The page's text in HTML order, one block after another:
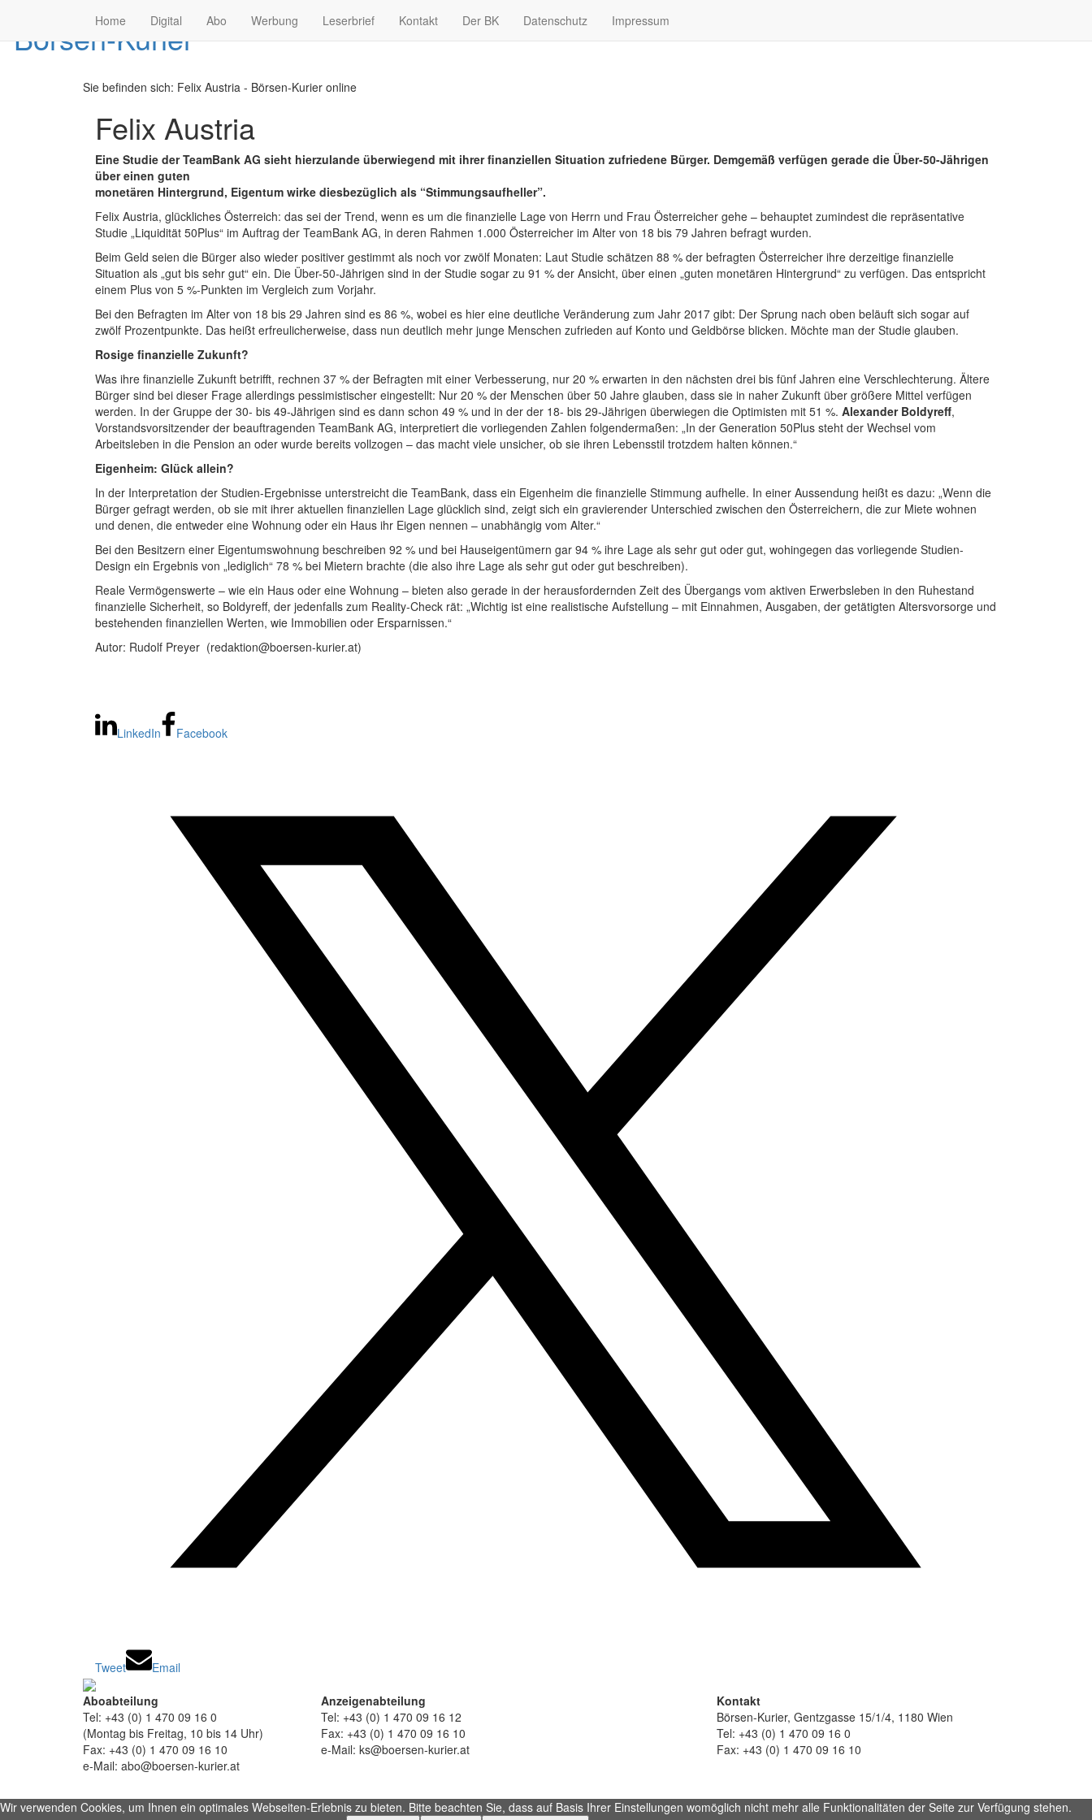
Home Digital Abo Werbung Leserbrief Kontakt Der BK Datenschutz Impressum
Sie befinden sich: Felix Austria - Börsen-Kurier online
Felix Austria
Eine Studie der TeamBank AG sieht hierzulande überwiegend mit ihrer finanziellen Situation zufriedene Bürger. Demgemäß verfügen gerade die Über-50-Jährigen
über einen guten
monetären Hintergrund, Eigentum wirke diesbezüglich als “Stimmungsaufheller”.
Felix Austria, glückliches Österreich: das sei der Trend, wenn es um die finanzielle Lage von Herrn und Frau Österreicher gehe – behauptet zumindest die repräsentative
Studie „Liquidität 50Plus“ im Auftrag der TeamBank AG, in deren Rahmen 1.000 Österreicher im Alter von 18 bis 79 Jahren befragt wurden.
Beim Geld seien die Bürger also wieder positiver gestimmt als noch vor zwölf Monaten: Laut Studie schätzen 88 % der befragten Österreicher ihre derzeitige finanzielle
Situation als „gut bis sehr gut“ ein. Die Über-50-Jährigen sind in der Studie sogar zu 91 % der Ansicht, über einen „guten monetären Hintergrund“ zu verfügen. Das entspricht
einem Plus von 5 %-Punkten im Vergleich zum Vorjahr.
Bei den Befragten im Alter von 18 bis 29 Jahren sind es 86 %, wobei es hier eine deutliche Veränderung zum Jahr 2017 gibt: Der Sprung nach oben beläuft sich sogar auf
zwölf Prozentpunkte. Das heißt erfreulicherweise, dass nun deutlich mehr junge Menschen zufrieden auf Konto und Geldbörse blicken. Möchte man der Studie glauben.
Rosige finanzielle Zukunft?
Was ihre finanzielle Zukunft betrifft, rechnen 37 % der Befragten mit einer Verbesserung, nur 20 % erwarten in den nächsten drei bis fünf Jahren eine Verschlechterung. Ältere
Bürger sind bei dieser Frage allerdings pessimistischer eingestellt: Nur 20 % der Menschen über 50 Jahre glauben, dass sie in naher Zukunft über größere Mittel verfügen
werden. In der Gruppe der 30- bis 49-Jährigen sind es dann schon 49 % und in der der 18- bis 29-Jährigen überwiegen die Optimisten mit 51 %. Alexander Boldyreff,
Vorstandsvorsitzender der beauftragenden TeamBank AG, interpretiert die vorliegenden Zahlen folgendermaßen: „In der Generation 50Plus steht der Wechsel vom
Arbeitsleben in die Pension an oder wurde bereits vollzogen – das macht viele unsicher, ob sie ihren Lebensstil trotzdem halten können.“
Eigenheim: Glück allein?
In der Interpretation der Studien-Ergebnisse unterstreicht die TeamBank, dass ein Eigenheim die finanzielle Stimmung aufhelle. In einer Aussendung heißt es dazu: „Wenn die
Bürger gefragt werden, ob sie mit ihrer aktuellen finanziellen Lage glücklich sind, zeigt sich ein gravierender Unterschied zwischen den Österreichern, die zur Miete wohnen
und denen, die entweder eine Wohnung oder ein Haus ihr Eigen nennen – unabhängig vom Alter.“
Bei den Besitzern einer Eigentumswohnung beschreiben 92 % und bei Hauseigentümern gar 94 % ihre Lage als sehr gut oder gut, wohingegen das vorliegende Studien-
Design ein Ergebnis von „lediglich“ 78 % bei Mietern brachte (die also ihre Lage als sehr gut oder gut beschreiben).
Reale Vermögenswerte – wie ein Haus oder eine Wohnung – bieten also gerade in der herausfordernden Zeit des Übergangs vom aktiven Erwerbsleben in den Ruhestand
finanzielle Sicherheit, so Boldyreff, der jedenfalls zum Reality-Check rät: „Wichtig ist eine realistische Aufstellung – mit Einnahmen, Ausgaben, der getätigten Altersvorsorge und
bestehenden finanziellen Werten, wie Immobilien oder Ersparnissen.“
Autor: Rudolf Preyer (redaktion@boersen-kurier.at)
LinkedIn Facebook
Tweet Email
Aboabteilung
Tel: +43 (0) 1 470 09 16 0
(Montag bis Freitag, 10 bis 14 Uhr)
Fax: +43 (0) 1 470 09 16 10
e-Mail: abo@boersen-kurier.at
Anzeigenabteilung
Tel: +43 (0) 1 470 09 16 12
Fax: +43 (0) 1 470 09 16 10
e-Mail: ks@boersen-kurier.at
Kontakt
Börsen-Kurier, Gentzgasse 15/1/4, 1180 Wien
Tel: +43 (0) 1 470 09 16 0
Fax: +43 (0) 1 470 09 16 10
Wir verwenden Cookies, um Ihnen ein optimales Webseiten-Erlebnis zu bieten. Bitte beachten Sie, dass auf Basis Ihrer Einstellungen womöglich nicht mehr alle Funktionalitäten der Seite zur Verfügung stehen.